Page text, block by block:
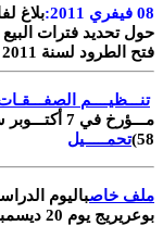
08 فيفري 2011 :بلاغ
حول تحديد فترات
فتح الطرود لسنة 2011
تنـــظيــــم
مـــؤرخ في 7 أكتـــوبر سنـة 2010 (الجريـــدة الـــرسمية رقــــم
58) تحمـــــيل
ملف خاصباليوم
بوعريريج يوم 20 ديسمبر 2010